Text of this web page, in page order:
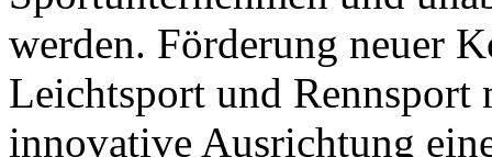
werden. Förderung neuer
Leichtsport und Rennsport
innovative Ausrichtung